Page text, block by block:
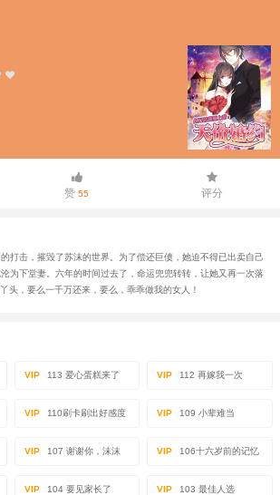
赞 55 评分
打击，摧毁了苏沫的世界。为了偿还巨债，她迫不得已出卖自己
为下堂妻。六年的时间过去了，命运兜兜转转，让她又再一次落
头，要么一千万还来，要么，乖乖做我的女人！
VIP 113 爱心蛋糕来了 VIP 112 再嫁我一次
VIP 110刷卡刷出好感度 VIP 109 小辈难当
VIP 107 谢谢你，沫沫 VIP 106十六岁前的记忆
VIP 104 要见家长了 VIP 103 最佳人选